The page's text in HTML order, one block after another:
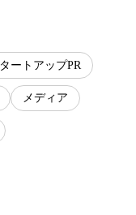
ートアップPR
メディア